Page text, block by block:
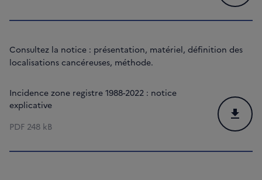
Consultez la notice : présentation, matériel, définition des
localisations cancéreuses, méthode.
Incidence zone registre 1988-2022 : notice
explicative
PDF 248 kB